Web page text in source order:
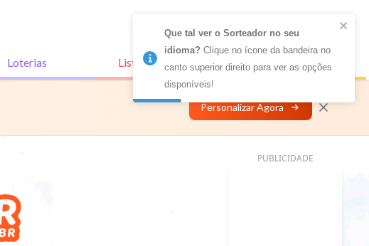
Loterias Listas Conectadas Personalizar
Personalizar Agora
PUBLICIDADE
Que tal ver o Sorteador no seu
idioma? Clique no ícone da bandeira no
canto superior direito para ver as opções
disponíveis!